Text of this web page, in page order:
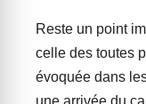
Reste un point
celle des toutes
évoquée dans